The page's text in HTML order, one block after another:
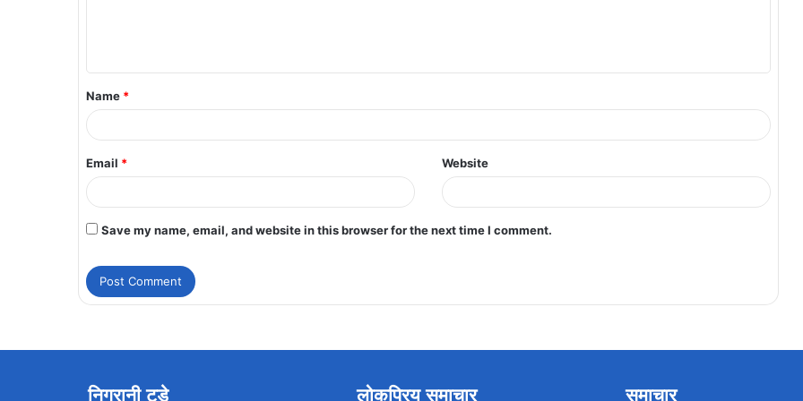
Name *
Email * Website
Save my name, email, and website in this browser for the next time I comment.
निगरानी टुडे लोकप्रिय समाचार समाचार